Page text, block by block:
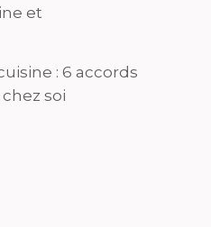
et
: 6 accords
soi